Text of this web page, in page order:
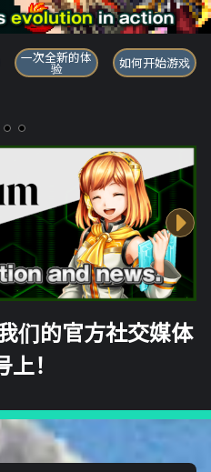
一次全新的体
验 如何开始游戏
们的官方社交媒体
上！